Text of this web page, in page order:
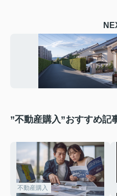
”不動産購入”おすすめ記
不動産購入